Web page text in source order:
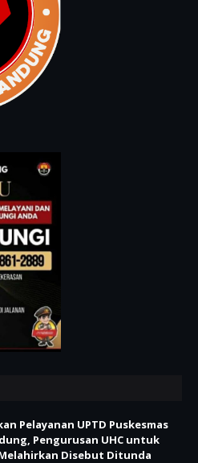
Pelayanan UPTD Puskesmas
Pengurusan UHC untuk
Disebut Ditunda